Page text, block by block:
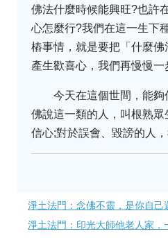
佛法什麼時候能興旺?也許
心怎麼行?我們在這一生下
樁事情，就是要把「什麼
產生歡喜心，我們再慢慢一
今天在這個世間，能
佛說這一類的人，叫根熟
信心;對於誤會、毀謗的人
淨土法門：念佛不靈，是你自己
淨土法門：印光大師他老人家，